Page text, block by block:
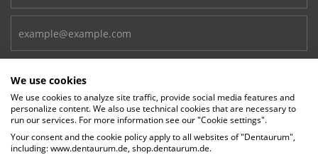
CONTACT
Téléphone:+49-7231-803-0
We use cookies
We use cookies to analyze site traffic, provide social media features and
personalize content. We also use technical cookies that are necessary to
run our services. For more information see our "Cookie settings".
Your consent and the cookie policy apply to all websites of "Dentaurum",
including: www.dentaurum.de, shop.dentaurum.de.